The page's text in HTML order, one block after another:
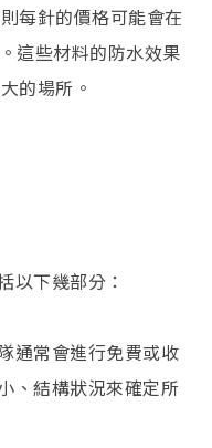
每針的價格可能會在
這些材料的防水效果
的場所。
以下幾部分：
通常會進行免費或收
、結構狀況來確定所